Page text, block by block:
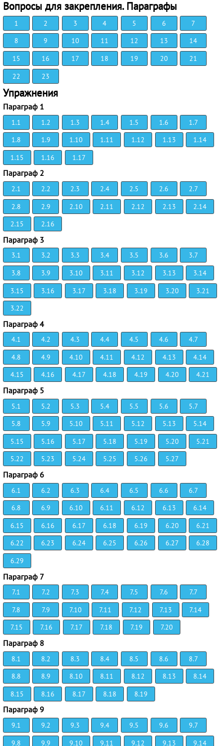
Вопросы для закрепления. Параграфы
1 2 3 4 5 6
7
8
9 10 11 12 13
14
15
16 17 18 19 20
21
22
23
Упражнения
Параграф 1
1.1 1.2 1.3 1.4 1.5 1.6
1.7
1.8
1.9 1.10 1.11 1.12 1.13
1.14
1.15
1.16 1.17
Параграф 2
2.1 2.2 2.3 2.4 2.5 2.6
2.7
2.8
2.9 2.10 2.11 2.12 2.13
2.14
2.15
2.16
Параграф 3
3.1 3.2 3.3 3.4 3.5 3.6
3.7
3.8
3.9 3.10 3.11 3.12 3.13
3.14
3.15
3.16 3.17 3.18 3.19 3.20
3.21
3.22
Параграф 4
4.1 4.2 4.3 4.4 4.5 4.6
4.7
4.8
4.9 4.10 4.11 4.12 4.13
4.14
4.15
4.16 4.17 4.18 4.19 4.20 4.21
Параграф 5
5.1 5.2 5.3 5.4 5.5 5.6
5.7
5.8
5.9 5.10 5.11 5.12 5.13
5.14
5.15
5.16 5.17 5.18 5.19 5.20
5.21
5.22
5.23 5.24 5.25 5.26 5.27
Параграф 6
6.1 6.2 6.3 6.4 6.5 6.6
6.7
6.8
6.9 6.10 6.11 6.12 6.13
6.14
6.15
6.16 6.17 6.18 6.19 6.20
6.21
6.22
6.23 6.24 6.25 6.26 6.27
6.28
6.29
Параграф 7
7.1 7.2 7.3 7.4 7.5 7.6
7.7
7.8
7.9 7.10 7.11 7.12 7.13
7.14
7.15
7.16 7.17 7.18 7.19 7.20
Параграф 8
8.1 8.2 8.3 8.4 8.5 8.6
8.7
8.8
8.9 8.10 8.11 8.12 8.13
8.14
8.15
8.16 8.17 8.18 8.19
Параграф 9
9.1 9.2 9.3 9.4 9.5 9.6
9.7
9.8
9.9 9.10 9.11 9.12 9.13 9.14